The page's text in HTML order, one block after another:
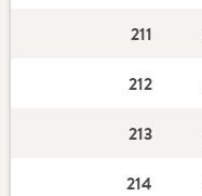
211
212
213
214